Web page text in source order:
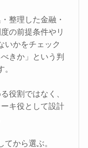
整理した金融・
の前提条件やリ
いかをチェック
きか」という判
役割ではなく、
キ役として設計
から選ぶ。